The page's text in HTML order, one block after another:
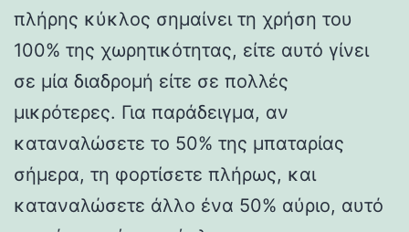
πλήρης κύκλος σημαίνει τη χρήση του
100% της χωρητικότητας, είτε αυτό γίνει
σε μία διαδρομή είτε σε πολλές
μικρότερες. Για παράδειγμα, αν
καταναλώσετε το 50% της μπαταρίας
σήμερα, τη φορτίσετε πλήρως, και
καταναλώσετε άλλο ένα 50% αύριο, αυτό